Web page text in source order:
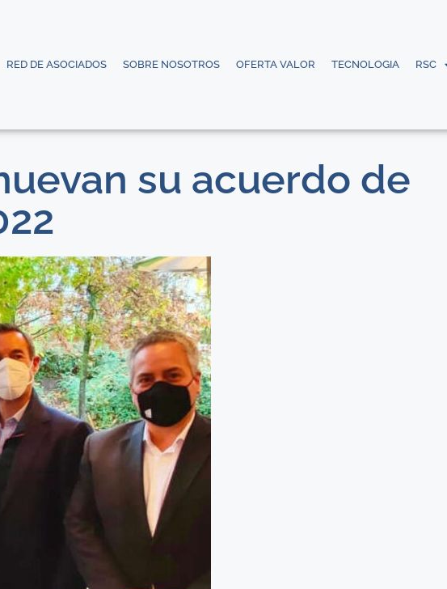
RED DE ASOCIADOS SOBRE NOSOTROS OFERTA VALOR TECNOLOGIA RSC
su acuerdo de